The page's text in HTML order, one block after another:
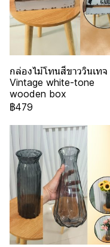
กล่องไม้โทนสีขาววินเทจ
Vintage white-tone
wooden box
฿479